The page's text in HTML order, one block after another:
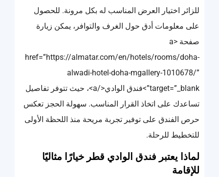
للزائر اختيار العرض المناسب له بكل مرونة. للحصول
على معلومات أدق حول الغرف والتوافر، يمكن زيارة
صفحة <a
href=”https://almatar.com/en/hotels/rooms/doha-
alwadi-hotel-doha-mgallery-1010678/”
target=”_blank”>فندق الوادي</a>، حيث تتوفر تفاصيل
تساعدك على اتخاذ القرار المناسب. سهولة الحجز تعكس
حرص الفندق على توفير تجربة مريحة منذ اللحظة الأولى
للتخطيط للرحلة.
لماذا يعتبر فندق الوادي قطر خيارًا مثاليًا
للإقامة